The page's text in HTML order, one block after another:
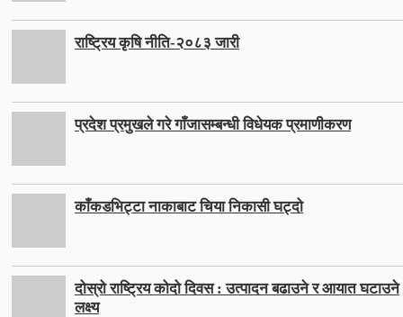
राष्ट्रिय कृषि नीति-२०८३ जारी
प्रदेश प्रमुखले गरे गाँजासम्बन्धी विधेयक प्रमाणीकरण
काँकडभिट्टा नाकाबाट चिया निकासी घट्दो
दोस्रो राष्ट्रिय कोदो दिवस : उत्पादन बढाउने र आयात घटाउने
लक्ष्य